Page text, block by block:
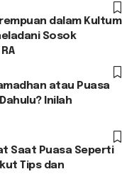
dalam Kultum
Sosok
atau Puasa
Inilah
Saat Puasa Seperti
Tips dan